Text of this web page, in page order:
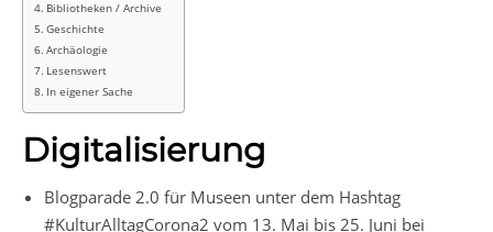
Bibliotheken / Archive
Geschichte
Archäologie
Lesenswert
In eigener Sache
Digitalisierung
Blogparade 2.0 für Museen unter dem Hashtag
#KulturAlltagCorona2 vom 13. Mai bis 25. Juni bei